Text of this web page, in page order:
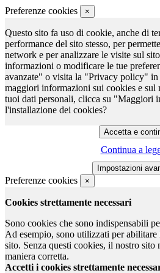
Preferenze cookies ×
Questo sito fa uso di cookie, anche di
performance del sito stesso, per
network e per analizzare le visite sul
informazioni o modificare le tue
avanzate" o visita la "Privacy policy" in
maggiori informazioni sui cookies e sul
tuoi dati personali, clicca su "Maggiori
l'installazione dei cookies?
Continua a
Preferenze cookies ×
Cookies strettamente necessari
Sono cookies che sono indispensabili
Ad esempio, sono utilizzati per
sito. Senza questi cookies, il nostro sito
maniera corretta.
Accetti i cookies strettamente